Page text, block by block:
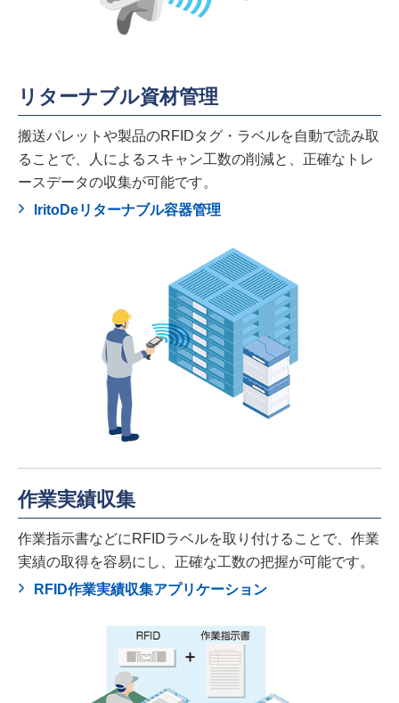
リターナブル資材管理
搬送パレットや製品のRFIDタグ・ラベルを自動で読み取
ることで、人によるスキャン工数の削減と、正確なトレ
ースデータの収集が可能です。
lritoDeリターナブル容器管理
作業実績収集
作業指示書などにRFIDラベルを取り付けることで、作業
実績の取得を容易にし、正確な工数の把握が可能です。
RFID作業実績収集アプリケーション